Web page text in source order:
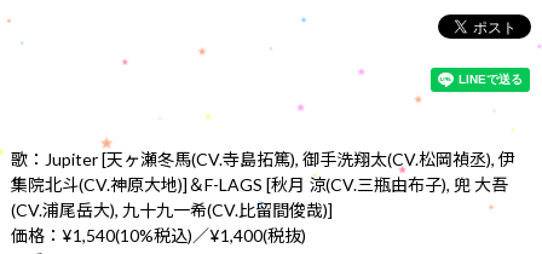
歌：Jupiter [天ヶ瀬冬馬(CV.寺島拓篤), 御手洗翔太(CV.松岡禎丞), 伊
集院北斗(CV.神原大地)]＆F-LAGS [秋月 涼(CV.三瓶由布子), 兜 大吾
(CV.浦尾岳大), 九十九一希(CV.比留間俊哉)]
価格：¥1,540(10%税込)／¥1,400(税抜)